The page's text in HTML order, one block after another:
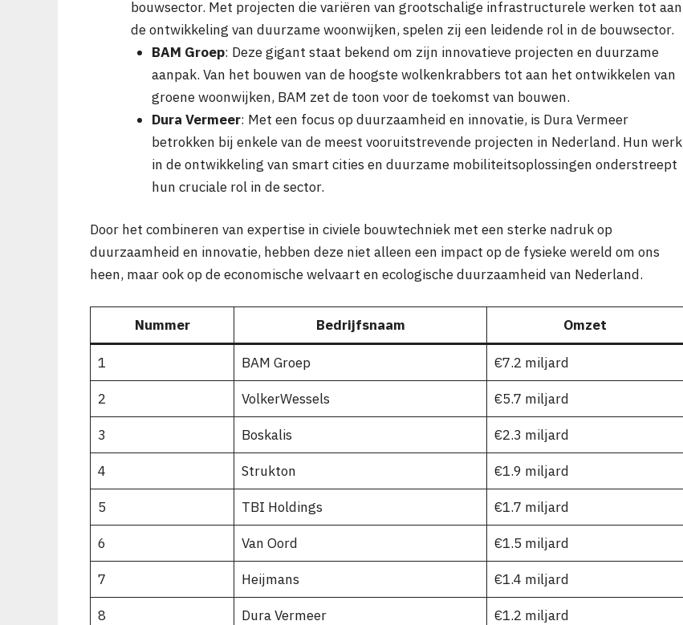
bouwsector. Met projecten die variëren van grootschalige infrastructurele werken tot aan
de ontwikkeling van duurzame woonwijken, spelen zij een leidende rol in de bouwsector.
BAM Groep: Deze gigant staat bekend om zijn innovatieve projecten en duurzame
aanpak. Van het bouwen van de hoogste wolkenkrabbers tot aan het ontwikkelen van
groene woonwijken, BAM zet de toon voor de toekomst van bouwen.
Dura Vermeer: Met een focus op duurzaamheid en innovatie, is Dura Vermeer
betrokken bij enkele van de meest vooruitstrevende projecten in Nederland. Hun werk
in de ontwikkeling van smart cities en duurzame mobiliteitsoplossingen onderstreept
hun cruciale rol in de sector.
Door het combineren van expertise in civiele bouwtechniek met een sterke nadruk op
duurzaamheid en innovatie, hebben deze niet alleen een impact op de fysieke wereld om ons
heen, maar ook op de economische welvaart en ecologische duurzaamheid van Nederland.
Nummer Bedrijfsnaam Omzet
1 BAM Groep €7.2 miljard
2 VolkerWessels €5.7 miljard
3 Boskalis €2.3 miljard
4 Strukton €1.9 miljard
5 TBI Holdings €1.7 miljard
6 Van Oord €1.5 miljard
7 Heijmans €1.4 miljard
8 Dura Vermeer €1.2 miljard